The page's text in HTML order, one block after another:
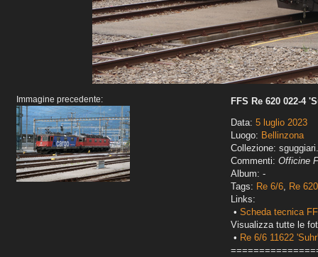
Immagine precedente:
FFS Re 620 022-4
Data: 5 luglio 2023
Luogo: Bellinzona
Collezione:
Commenti: Officine
Album: -
Tags: Re 6/6, Re 620
Links:
• Scheda tecnica
Visualizza tutte le
• Re 6/6 11622 'Suhr'